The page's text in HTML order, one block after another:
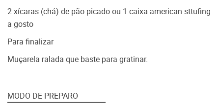
2 xícaras (chá) de pão picado ou 1 caixa american sttufing
a gosto
Para finalizar
Muçarela ralada que baste para gratinar.
MODO DE PREPARO